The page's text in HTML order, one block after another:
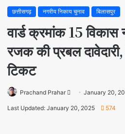
छत्तीसगढ़ नगरीय निकाय चुनाव बिलासपुर
वार्ड क्रमांक 15
रजक की प्रबल
टिकट
Prachand Prahar January 20,
Last Updated: January 20, 2025 574